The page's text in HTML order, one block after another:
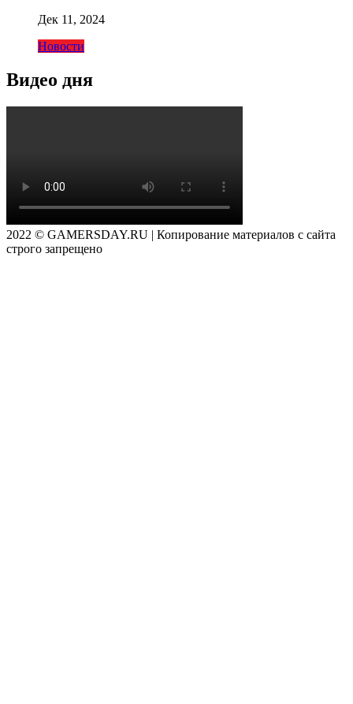
Дек 11, 2024
Новости
Видео дня
2022 © GAMERSDAY.RU | Копирование материалов с сайта
строго запрещено